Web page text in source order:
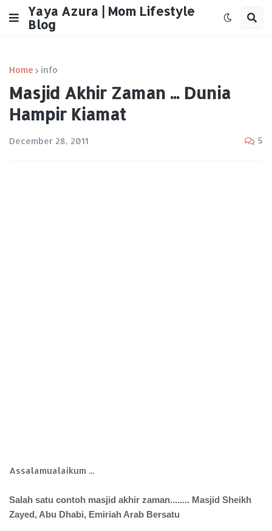
Yaya Azura | Mom Lifestyle
Blog
Home info
Masjid Akhir Zaman ... Dunia
Hampir Kiamat
December 28, 2011 5
Assalamualaikum ...
Salah satu contoh masjid akhir zaman........ Masjid Sheikh
Zayed, Abu Dhabi, Emiriah Arab Bersatu